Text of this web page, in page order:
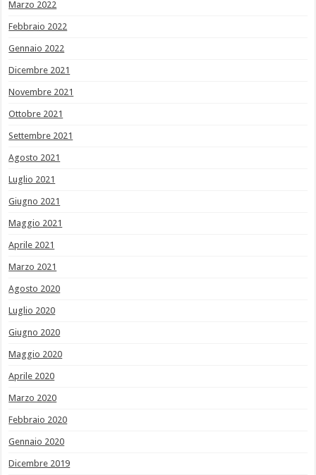
Marzo 2022
Febbraio 2022
Gennaio 2022
Dicembre 2021
Novembre 2021
Ottobre 2021
Settembre 2021
Agosto 2021
Luglio 2021
Giugno 2021
Maggio 2021
Aprile 2021
Marzo 2021
Agosto 2020
Luglio 2020
Giugno 2020
Maggio 2020
Aprile 2020
Marzo 2020
Febbraio 2020
Gennaio 2020
Dicembre 2019